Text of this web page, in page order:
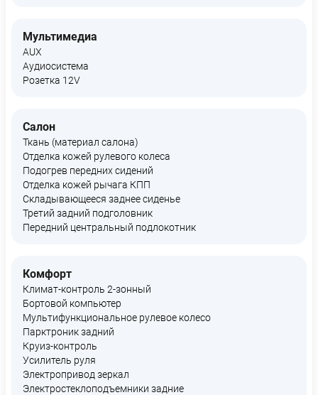
Мультимедиа
AUX
Аудиосистема
Розетка 12V
Салон
Ткань (материал салона)
Отделка кожей рулевого колеса
Подогрев передних сидений
Отделка кожей рычага КПП
Складывающееся заднее сиденье
Третий задний подголовник
Передний центральный подлокотник
Комфорт
Климат-контроль 2-зонный
Бортовой компьютер
Мультифункциональное рулевое колесо
Парктроник задний
Круиз-контроль
Усилитель руля
Электропривод зеркал
Электростеклоподъемники задние